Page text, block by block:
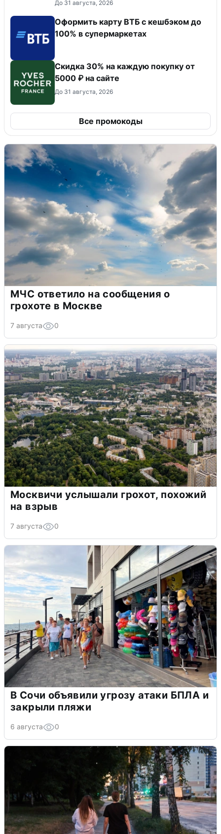
До 31 августа, 2026
Оформить карту ВТБ с кешбэком до
100% в супермаркетах
Скидка 30% на каждую покупку от
5000 ₽ на сайте
До 31 августа, 2026
Все промокоды
МЧС ответило на сообщения о
грохоте в Москве
7 августа 0
Москвичи услышали грохот, похожий
на взрыв
7 августа 0
В Сочи объявили угрозу атаки БПЛА и
закрыли пляжи
6 августа 0